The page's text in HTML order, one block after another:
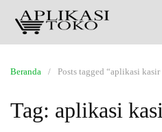
Beranda Posts tagged “aplikasi
Tag: aplikasi